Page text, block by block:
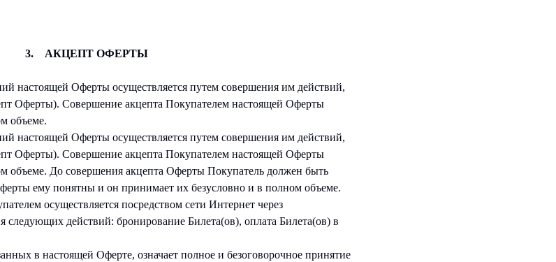
3. АКЦЕПТ ОФЕРТЫ
настоящей Оферты осуществляется путем совершения им действий,
Оферты). Совершение акцепта Покупателем настоящей Оферты
объеме.
настоящей Оферты осуществляется путем совершения им действий,
Оферты). Совершение акцепта Покупателем настоящей Оферты
объеме. До совершения акцепта Оферты Покупатель должен быть
ему понятны и он принимает их безусловно и в полном объеме.
осуществляется посредством сети Интернет через
действий: бронирование Билета(ов), оплата Билета(ов) в
в настоящей Оферте, означает полное и безоговорочное принятие